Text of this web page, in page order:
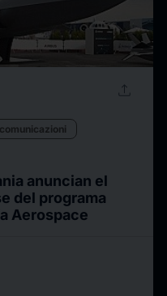
upload
anuncian el
del programa
Aerospace